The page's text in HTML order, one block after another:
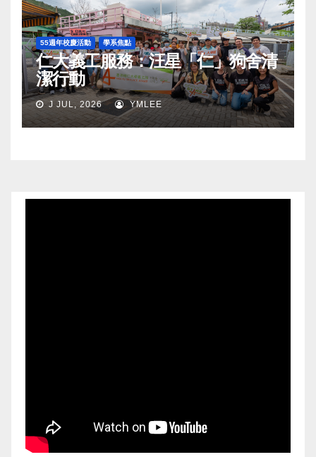
55週年校慶活動 學系焦點
仁大義工服務：汪星「仁」狗舍清
潔行動
J JUL, 2026 YMLEE